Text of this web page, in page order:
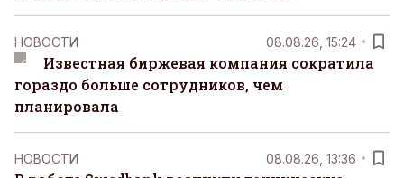
НОВОСТИ 08.08.26, 15:24
Известная биржевая компания сократила
гораздо больше сотрудников, чем
планировала
НОВОСТИ 08.08.26, 13:36